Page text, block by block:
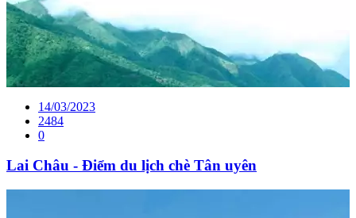
14/03/2023
2484
0
Lai Châu - Điểm du lịch chè Tân uyên